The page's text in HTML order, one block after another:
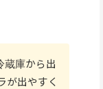
蔵庫から出
が出やすく